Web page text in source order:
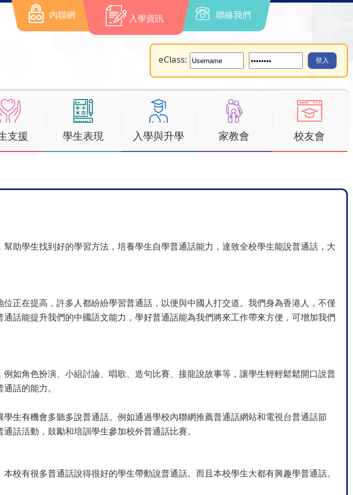
內聯網 入學資訊 聯絡我們
eClass:
支援 學生表現 入學與升學 家教會 校友會
學生找到好的學習方法，培養學生自學普通話能力，達致全校學生能說普通話，大
在提高，許多人都紛紛學習普通話，以便與中國人打交道。我們身為香港人，不僅
話能提升我們的中國語文能力，學好普通話能為我們將來工作帶來方便，可增加我們
角色扮演、小組討論、唱歌、造句比賽、接龍說故事等，讓學生輕輕鬆鬆開口說普
話的能力。
生有機會多聽多說普通話。例如通過學校內聯網推薦普通話網站和電視台普通話節
話活動，鼓勵和培訓學生參加校外普通話比賽。
有很多普通話說得很好的學生帶動說普通話。而且本校學生大都有興趣學普通話。